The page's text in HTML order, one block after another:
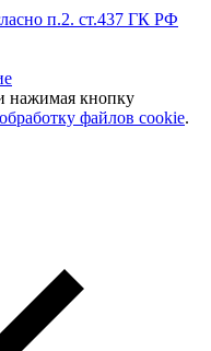
п.2. ст.437 ГК РФ
нажимая кнопку
файлов cookie.